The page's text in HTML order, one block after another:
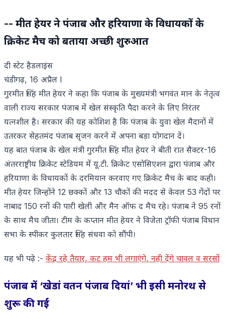
-- मीत हेयर ने पंजाब और हरियाणा के विधायकों के
क्रिकेट मैच को बताया अच्छी शुरुआत
दी स्टेट हैडलाइंस
चंडीगढ़, 16 अप्रैल l
गुरमीत सिंह मीत हेयर ने कहा कि पंजाब के मुख्यमंत्री भगवंत मान के नेतृत्व
वाली राज्य सरकार पंजाब में खेल संस्कृति पैदा करने के लिए निरंतर
यत्नशील है। सरकार की यह कोशिश है कि पंजाब के युवा खेल मैदानों में
उतरकर सेहतमंद पंजाब सृजन करने में अपना बड़ा योगदान दें।
यह बात पंजाब के खेल मंत्री गुरमीत सिंह मीत हेयर ने बीती रात सैक्टर-16
अंतरराष्ट्रीय क्रिकेट स्टेडियम में यू.टी. क्रिकेट एसोसिएशन द्वारा पंजाब और
हरियाणा के विधायकों के दरमियान करवाए गए क्रिकेट मैच के बाद कही।
मीत हेयर जिन्होंने 12 छक्कों और 13 चौकों की मदद से केवल 53 गेंदों पर
नाबाद 150 रनों की पारी खेली और मैन ऑफ द मैच रहे। पंजाब ने 95 रनों
के साथ मैच जीता। टीम के कप्तान मीत हेयर ने विजेता ट्रॉफी पंजाब विधान
सभा के स्पीकर कुलतार सिंह संधवा को सौंपी।
यह भी पढ़े :- केंद्र रहे तैयार, कट हम भी लगाएंगे, नही देंगे चावल व सरसों
पंजाब में ‘खेडां वतन पंजाब दियां’ भी इसी मनोरथ से
शुरू की गईं